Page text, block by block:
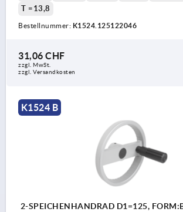
T =13,8
Bestellnummer: K1524.125122046
31,06 CHF
zzgl. MwSt.
zzgl. Versandkosten
K1524 B
2-SPEICHENHANDRAD D1=125,